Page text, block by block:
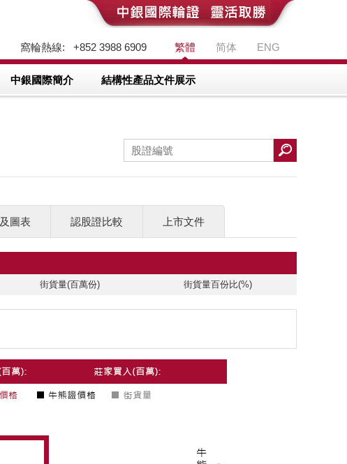
繁體 简体 ENG
窩輪熱線: +852 3988 6909
中銀國際簡介 結構性產品文件展示
圖表 認股證比較 上市文件
街貨量(百萬份) 街貨量百份比(%)